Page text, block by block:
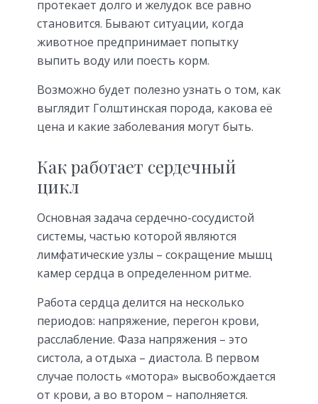
протекает долго и желудок все равно
становится. Бывают ситуации, когда
животное предпринимает попытку
выпить воду или поесть корм.
Возможно будет полезно узнать о том, как
выглядит Голштинская порода, какова её
цена и какие заболевания могут быть.
Как работает сердечный
цикл
Основная задача сердечно-сосудистой
системы, частью которой являются
лимфатические узлы – сокращение мышц
камер сердца в определенном ритме.
Работа сердца делится на несколько
периодов: напряжение, перегон крови,
расслабление. Фаза напряжения – это
систола, а отдыха – диастола. В первом
случае полость «мотора» высвобождается
от крови, а во втором – наполняется.